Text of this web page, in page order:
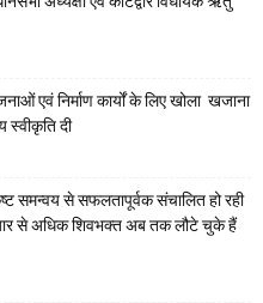
एवं निर्माण कार्यों के लिए खोला खजाना
स्वीकृति दी
समन्वय से सफलतापूर्वक संचालित हो रही
से अधिक शिवभक्त अब तक लौटे चुके हैं